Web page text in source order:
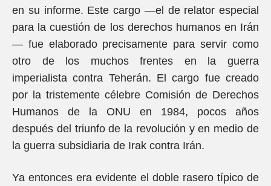
en su informe. Este cargo —el de relator especial
para la cuestión de los derechos humanos en Irán
— fue elaborado precisamente para servir como
otro de los muchos frentes en la guerra
imperialista contra Teherán. El cargo fue creado
por la tristemente célebre Comisión de Derechos
Humanos de la ONU en 1984, pocos años
después del triunfo de la revolución y en medio de
la guerra subsidiaria de Irak contra Irán.
Ya entonces era evidente el doble rasero típico de